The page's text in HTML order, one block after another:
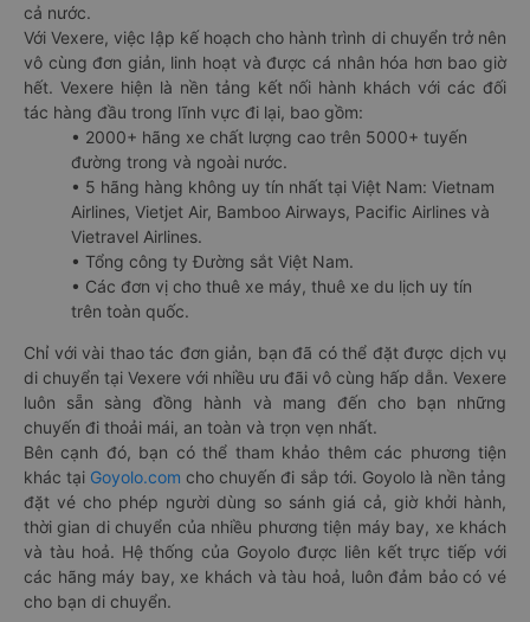
cả nước.
Với Vexere, việc lập kế hoạch cho hành trình di chuyển trở nên
vô cùng đơn giản, linh hoạt và được cá nhân hóa hơn bao giờ
hết. Vexere hiện là nền tảng kết nối hành khách với các đối
tác hàng đầu trong lĩnh vực đi lại, bao gồm:
• 2000+ hãng xe chất lượng cao trên 5000+ tuyến
đường trong và ngoài nước.
• 5 hãng hàng không uy tín nhất tại Việt Nam: Vietnam
Airlines, Vietjet Air, Bamboo Airways, Pacific Airlines và
Vietravel Airlines.
• Tổng công ty Đường sắt Việt Nam.
• Các đơn vị cho thuê xe máy, thuê xe du lịch uy tín
trên toàn quốc.
Chỉ với vài thao tác đơn giản, bạn đã có thể đặt được dịch vụ
di chuyển tại Vexere với nhiều ưu đãi vô cùng hấp dẫn. Vexere
luôn sẵn sàng đồng hành và mang đến cho bạn những
chuyến đi thoải mái, an toàn và trọn vẹn nhất.
Bên cạnh đó, bạn có thể tham khảo thêm các phương tiện
khác tại Goyolo.com cho chuyến đi sắp tới. Goyolo là nền tảng
đặt vé cho phép người dùng so sánh giá cả, giờ khởi hành,
thời gian di chuyển của nhiều phương tiện máy bay, xe khách
và tàu hoả. Hệ thống của Goyolo được liên kết trực tiếp với
các hãng máy bay, xe khách và tàu hoả, luôn đảm bảo có vé
cho bạn di chuyển.